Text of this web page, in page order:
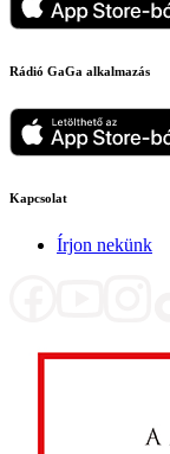
Rádió GaGa alkalmazás
Kapcsolat
Írjon nekünk